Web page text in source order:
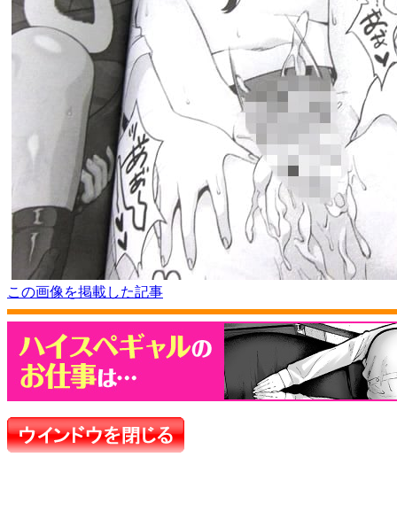
この画像を掲載した記事